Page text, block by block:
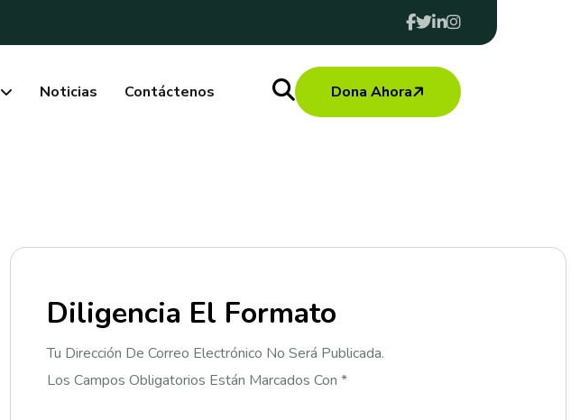
Noticias Contáctenos Dona Ahora
Diligencia El Formato
Tu Dirección De Correo Electrónico No Será Publicada.
Los Campos Obligatorios Están Marcados Con *